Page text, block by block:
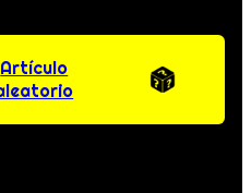
Artículo